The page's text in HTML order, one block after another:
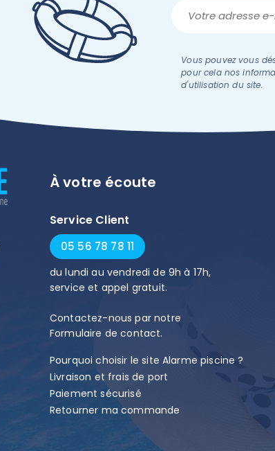
Vous pouvez vous
pour cela nos
d'utilisation du site.
À votre écoute
Service Client
05 56 78 78 11
dulundi au vendredi de 9h à 17h,
service et appel gratuit.
Contactez-nous par notre
Formulaire de contact.
Pourquoi choisir le site Alarme piscine ?
Livraison et frais de port
Paiement sécurisé
Retourner ma commande